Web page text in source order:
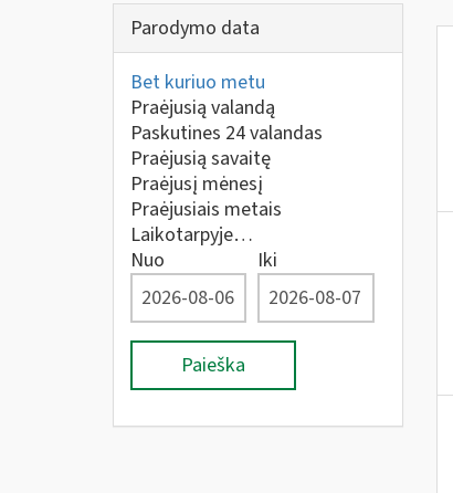
Parodymo data
Bet kuriuo metu
Praėjusią valandą
Paskutines 24 valandas
Praėjusią savaitę
Praėjusį mėnesį
Praėjusiais metais
Laikotarpyje…
Nuo
Iki
Paieška